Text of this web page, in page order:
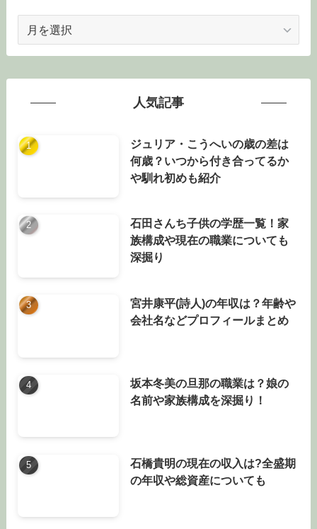
カ
人気記事
ジュリア・こうへいの歳の差は
何歳？いつから付き合ってるか
や馴れ初めも紹介
石田さんち子供の学歴一覧！家
族構成や現在の職業についても
深掘り
宮井康平(詩人)の年収は？年齢や
会社名などプロフィールまとめ
坂本冬美の旦那の職業は？娘の
名前や家族構成を深掘り！
石橋貴明の現在の収入は?全盛期
の年収や総資産についても